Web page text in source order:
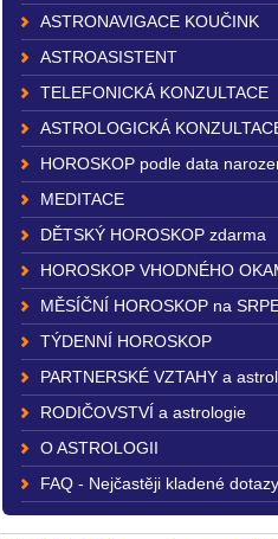
ASTRONAVIGACE KOUČINK
ASTROASISTENT
TELEFONICKÁ KONZULTACE
ASTROLOGICKÁ
HOROSKOP podle data
MEDITACE
DĚTSKÝ HOROSKOP zdarma
HOROSKOP VHODNÉHO
MĚSÍČNÍ HOROSKOP na
TÝDENNÍ HOROSKOP
PARTNERSKÉ VZTAHY a
RODIČOVSTVÍ a astrologie
O ASTROLOGII
FAQ - Nejčastěji kladené dotazy